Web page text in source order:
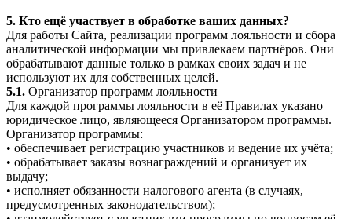
5. Кто ещё участвует в обработке ваших данных?
Для работы Сайта, реализации программ лояльности и сбора
аналитической информации мы привлекаем партнёров. Они
обрабатывают данные только в рамках своих задач и не
используют их для собственных целей.
5.1. Организатор программ лояльности
Для каждой программы лояльности в её Правилах указано
юридическое лицо, являющееся Организатором программы.
Организатор программы:
• обеспечивает регистрацию участников и ведение их учёта;
• обрабатывает заказы вознаграждений и организует их
выдачу;
• исполняет обязанности налогового агента (в случаях,
предусмотренных законодательством);